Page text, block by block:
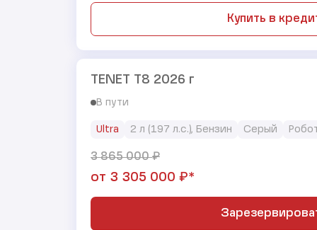
Купить в
TENET T8 2026 г
В пути
Ultra 2 л (197 л.с.), Бензин Серый
3 865 000₽
от 3 305 000 ₽*